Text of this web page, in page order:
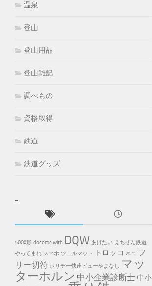
温泉
登山
登山用品
登山雑記
調べもの
資格取得
鉄道
鉄道グッズ
5000形 docomo with DQW あげたい えちぜん鉄道
やってまれ スマホ ツェルマット トロッコ ネコ フ
リー切符 ホリデー快速ビューやまなし マッ
ターホルン 中小企業診断士 中小